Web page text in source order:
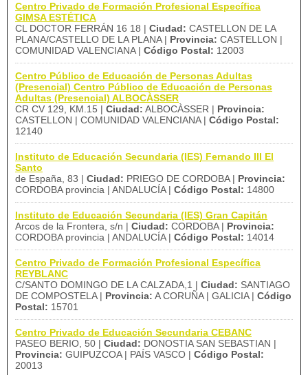
Centro Privado de Formación Profesional Específica
GIMSA ESTÉTICA
CL DOCTOR FERRÁN 16 18 | Ciudad: CASTELLON DE LA
PLANA/CASTELLO DE LA PLANA | Provincia: CASTELLON |
COMUNIDAD VALENCIANA | Código Postal: 12003
Centro Público de Educación de Personas Adultas
(Presencial) Centro Público de Educación de Personas
Adultas (Presencial) ALBOCÀSSER
CR CV 129, KM.15 | Ciudad: ALBOCÀSSER | Provincia:
CASTELLON | COMUNIDAD VALENCIANA | Código Postal:
12140
Instituto de Educación Secundaria (IES) Fernando III El
Santo
de España, 83 | Ciudad: PRIEGO DE CORDOBA | Provincia:
CORDOBA provincia | ANDALUCÍA | Código Postal: 14800
Instituto de Educación Secundaria (IES) Gran Capitán
Arcos de la Frontera, s/n | Ciudad: CORDOBA | Provincia:
CORDOBA provincia | ANDALUCÍA | Código Postal: 14014
Centro Privado de Formación Profesional Específica
REYBLANC
C/SANTO DOMINGO DE LA CALZADA,1 | Ciudad: SANTIAGO
DE COMPOSTELA | Provincia: A CORUÑA | GALICIA | Código
Postal: 15701
Centro Privado de Educación Secundaria CEBANC
PASEO BERIO, 50 | Ciudad: DONOSTIA SAN SEBASTIAN |
Provincia: GUIPUZCOA | PAÍS VASCO | Código Postal:
20013